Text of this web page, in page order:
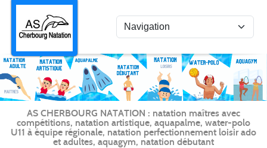
AS CHERBOURG NATATION : natation maîtres avec
compétitions, natation artistique, aquapalme, water-polo
U11 à équipe régionale, natation perfectionnement loisir ado
et adultes, aquagym, natation débutant
Panneau de gestion des cookies